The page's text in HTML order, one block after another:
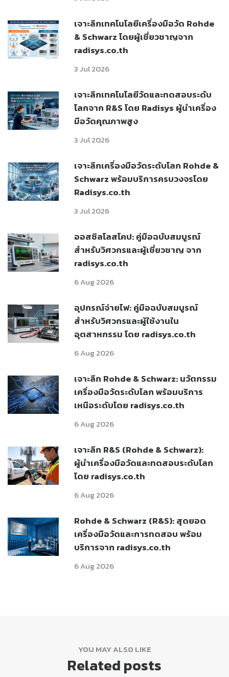
เจาะลึกเทคโนโลยีเครื่องมือวัด Rohde
& Schwarz โดยผู้เชี่ยวชาญจาก
radisys.co.th
3 Jul 2026
เจาะลึกเทคโนโลยีวัดและทดสอบระดับ
โลกจาก R&S โดย Radisys ผู้นำเครื่อง
มือวัดคุณภาพสูง
3 Jul 2026
เจาะลึกเครื่องมือวัดระดับโลก Rohde &
Schwarz พร้อมบริการครบวงจรโดย
Radisys.co.th
3 Jul 2026
ออสซิลโลสโคป: คู่มือฉบับสมบูรณ์
สำหรับวิศวกรและผู้เชี่ยวชาญ จาก
radisys.co.th
6 Aug 2026
อุปกรณ์จ่ายไฟ: คู่มือฉบับสมบูรณ์
สำหรับวิศวกรและผู้ใช้งานใน
อุตสาหกรรม โดย radisys.co.th
6 Aug 2026
เจาะลึก Rohde & Schwarz: นวัตกรรม
เครื่องมือวัดระดับโลก พร้อมบริการ
เหนือระดับโดย radisys.co.th
6 Aug 2026
เจาะลึก R&S (Rohde & Schwarz):
ผู้นำเครื่องมือวัดและทดสอบระดับโลก
โดย radisys.co.th
6 Aug 2026
Rohde & Schwarz (R&S): สุดยอด
เครื่องมือวัดและการทดสอบ พร้อม
บริการจาก radisys.co.th
6 Aug 2026
YOU MAY ALSO LIKE
Related posts